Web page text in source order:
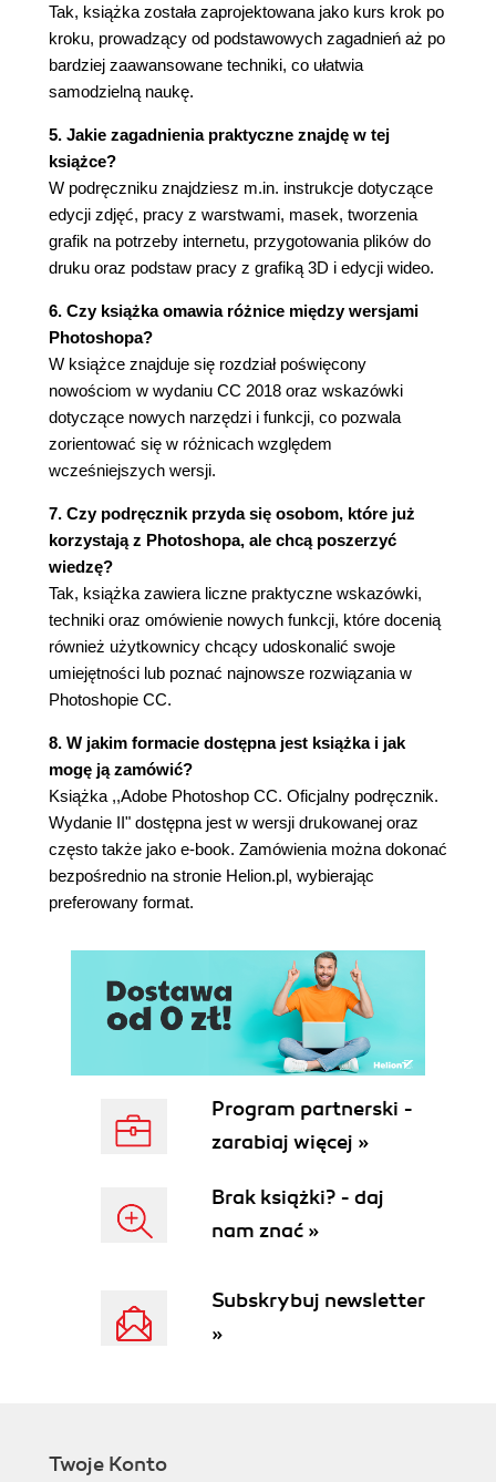
Dodanie warstwy dopasowania (97)
Aktualizacja efektu warstwy (100)
Dodawanie obramowania (100)
Spłaszczanie i zapisywanie obrazu (102)
5. Szybkie poprawki (106)
Rozpoczynamy pracę (108)
Poprawianie zdjęcia (108)
Korygowanie rysów twarzy za pomocą filtra
Liquify (Formowanie) (112)
Rozmywanie tła (114)
Wypełnianie pustych przestrzeni powstałych
podczas kadrowania (122)
Korygowanie zniekształceń (124)
Powiększanie głębi ostrości (127)
Przesuwanie obiektów za pomocą narzędzia
Content-Aware Move (Przesuwanie z
uwzględnieniem zawartości) (130)
Dopasowywanie perspektywy (134)
6. Maski i kanały (140)
Praca z maskami i kanałami (142)
Rozpoczynamy pracę (142)
Korzystanie z dedykowanej przestrzeni roboczej
Select and Mask (Zaznacz i maskuj) (143)
Poprawianie maski (147)
Tworzenie szybkiej maski (154)
Puppet Warp (Wypaczenie marionetkowe) (156)
Tworzenie cienia na podstawie kanału alfa (157)
7. Projekt typograficzny (162)
Tekst - wiadomości wstępne (164)
Rozpoczynamy pracę (164)
Tworzenie maski przycinającej z tekstu (165)
Zniekształcanie tekstu (175)
Projektowanie tekstu akapitowego (176)
Dodawanie zaokrąglonego prostokąta (180)
Dodawanie tekstu pionowego (181)
8. Techniki rysunku wektorowego (186)
O obrazach bitmapowych i grafice wektorowej
(188)
O ścieżkach i narzędziu Pen (Pióro) (189)
Rysowanie za pomocą narzędzia Pen (Pióro)
Importowanie obiektów inteligentnych (200)
Kolorowanie kształtów i dodawanie im głębi za
pomocą stylów warstw (201)
Używanie filtrów inteligentnych (212)
Tak, książka została zaprojektowana jako kurs krok po
kroku, prowadzący od podstawowych zagadnień aż po
bardziej zaawansowane techniki, co ułatwia
samodzielną naukę.
5. Jakie zagadnienia praktyczne znajdę w tej
książce?
W podręczniku znajdziesz m.in. instrukcje dotyczące
edycji zdjęć, pracy z warstwami, masek, tworzenia
grafik na potrzeby internetu, przygotowania plików do
druku oraz podstaw pracy z grafiką 3D i edycji wideo.
6. Czy książka omawia różnice między wersjami
Photoshopa?
W książce znajduje się rozdział poświęcony
nowościom w wydaniu CC 2018 oraz wskazówki
dotyczące nowych narzędzi i funkcji, co pozwala
zorientować się w różnicach względem
wcześniejszych wersji.
7. Czy podręcznik przyda się osobom, które już
korzystają z Photoshopa, ale chcą poszerzyć
wiedzę?
Tak, książka zawiera liczne praktyczne wskazówki,
techniki oraz omówienie nowych funkcji, które docenią
również użytkownicy chcący udoskonalić swoje
umiejętności lub poznać najnowsze rozwiązania w
Photoshopie CC.
8. W jakim formacie dostępna jest książka i jak
mogę ją zamówić?
Książka ,,Adobe Photoshop CC. Oficjalny podręcznik.
Wydanie II" dostępna jest w wersji drukowanej oraz
często także jako e-book. Zamówienia można dokonać
bezpośrednio na stronie Helion.pl, wybierając
preferowany format.
Program partnerski -
zarabiaj więcej »
Brak książki? - daj
nam znać »
Subskrybuj newsletter
»
Twoje Konto